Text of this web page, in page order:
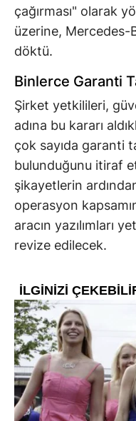
çağırması" olarak
üzerine, Mercedes-
döktü.
Binlerce Garanti
Şirket yetkilileri,
adına bu kararı
çok sayıda garanti
bulunduğunu itiraf
şikayetlerin
operasyon
aracın yazılımları
revize edilecek.